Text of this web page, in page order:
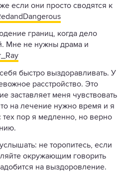
если они просто сводятся к
границ, когда дело
Мне не нужны драма и
быстро выздоравливать. У
расстройство. Это
заставляет меня чувствовать
на лечение нужно время и я
тех пор я медленно, но верно
не торопитесь, если
окружающим говорить
на выздоровление.